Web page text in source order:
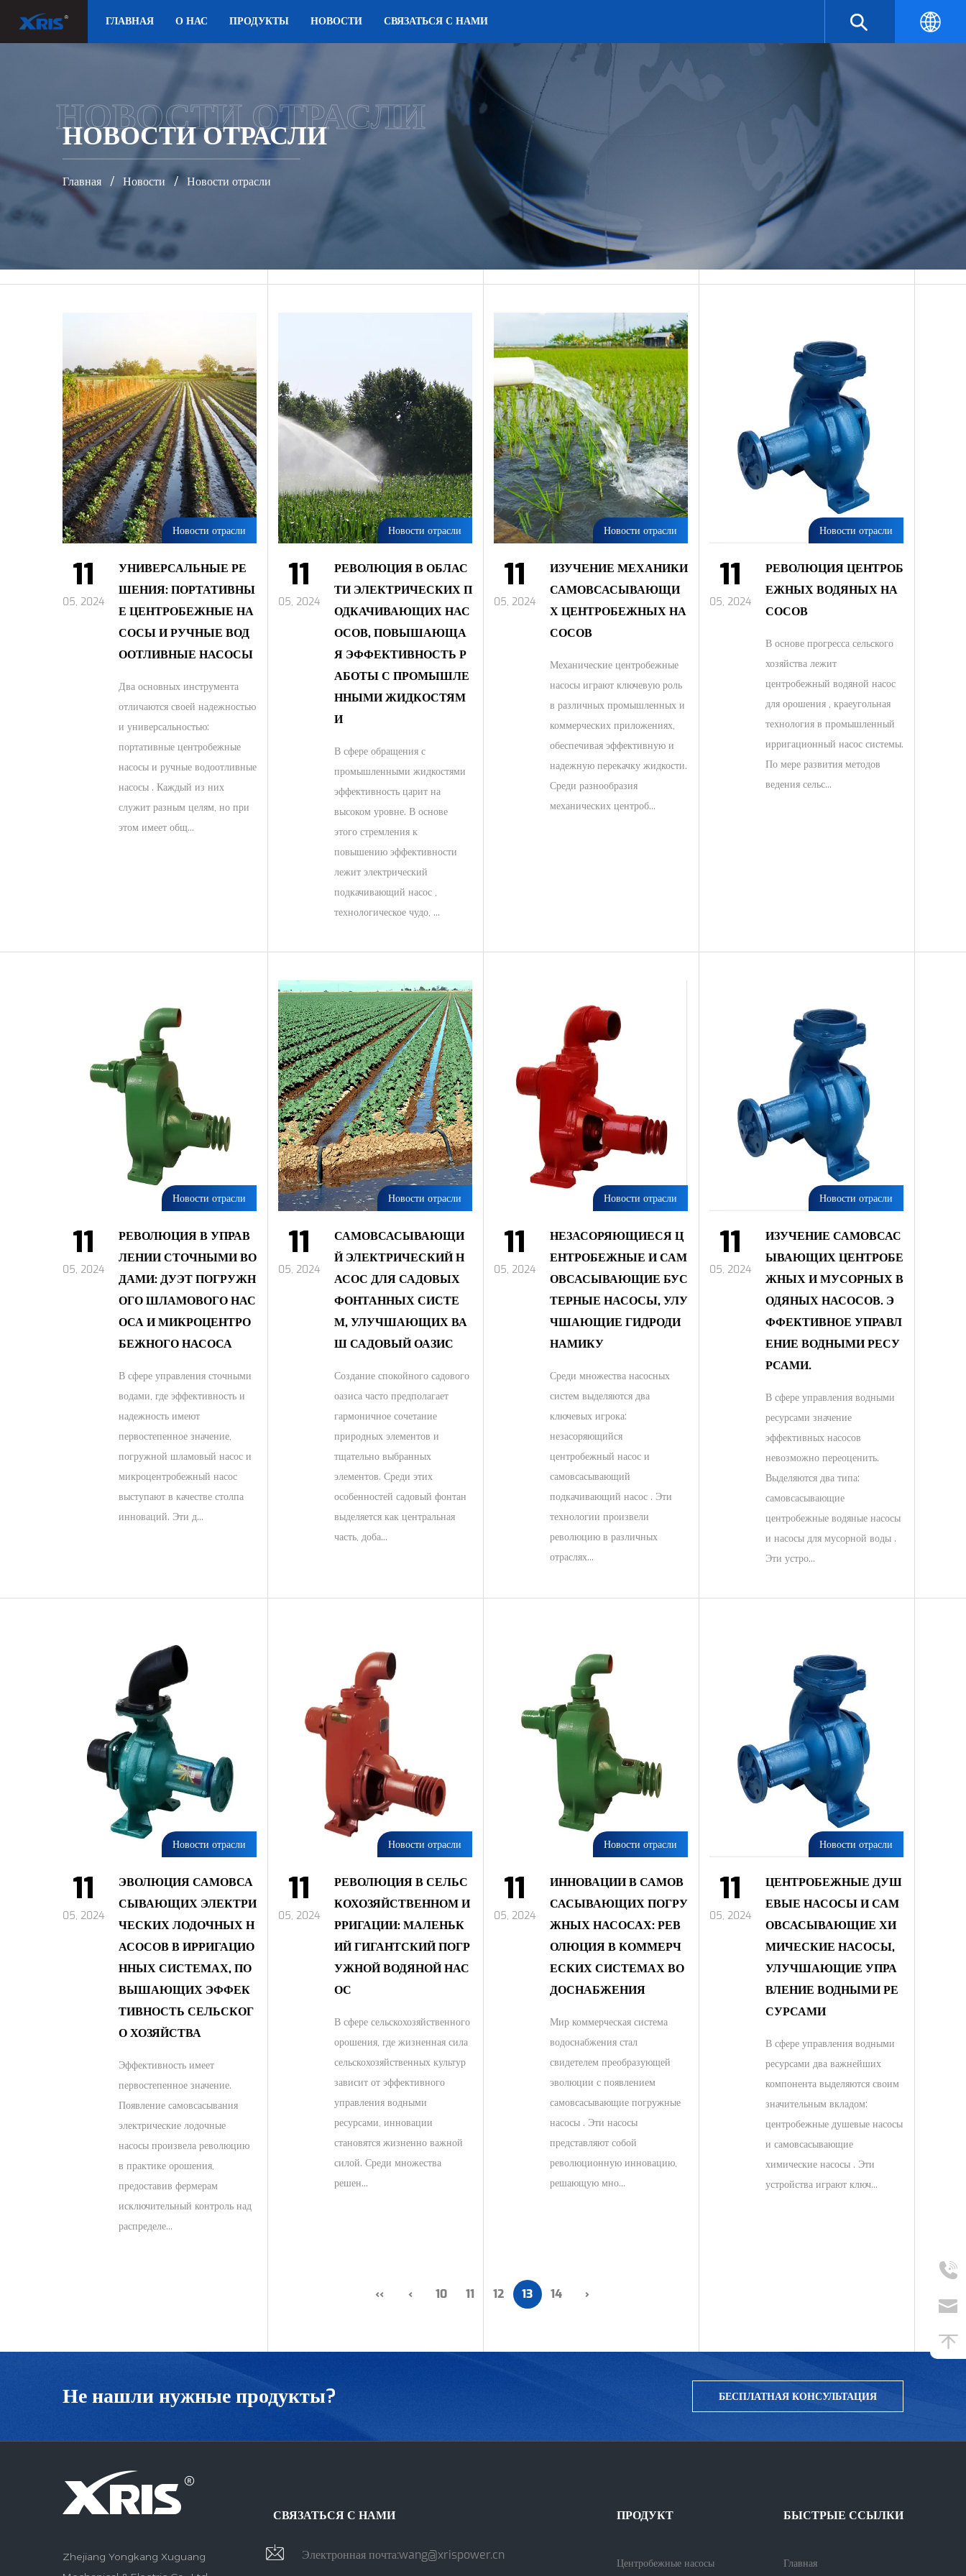
ГЛАВНАЯ О НАС ПРОДУКТЫ НОВОСТИ СВЯЗАТЬСЯ С НАМИ
НОВОСТИ ОТРАСЛИ
НОВОСТИ ОТРАСЛИ
Главная / Новости / Новости отрасли
Новости отрасли
11
05, 2024
УНИВЕРСАЛЬНЫЕ РЕ
ШЕНИЯ: ПОРТАТИВНЫ
Е ЦЕНТРОБЕЖНЫЕ НА
СОСЫ И РУЧНЫЕ ВОД
ООТЛИВНЫЕ НАСОСЫ
Два основных инструмента
отличаются своей надежностью
и универсальностью:
портативные центробежные
насосы и ручные водоотливные
насосы . Каждый из них
служит разным целям, но при
этом имеет общ...
Новости отрасли
11
05, 2024
РЕВОЛЮЦИЯ В ОБЛАС
ТИ ЭЛЕКТРИЧЕСКИХ П
ОДКАЧИВАЮЩИХ НАС
ОСОВ, ПОВЫШАЮЩА
Я ЭФФЕКТИВНОСТЬ Р
АБОТЫ С ПРОМЫШЛЕ
ННЫМИ ЖИДКОСТЯМ
И
В сфере обращения с
промышленными жидкостями
эффективность царит на
высоком уровне. В основе
этого стремления к
повышению эффективности
лежит электрический
подкачивающий насос ,
технологическое чудо, ...
Новости отрасли
11
05, 2024
ИЗУЧЕНИЕ МЕХАНИКИ
САМОВСАСЫВАЮЩИ
Х ЦЕНТРОБЕЖНЫХ НА
СОСОВ
Механические центробежные
насосы играют ключевую роль
в различных промышленных и
коммерческих приложениях,
обеспечивая эффективную и
надежную перекачку жидкости.
Среди разнообразия
механических центроб...
Новости отрасли
11
05, 2024
РЕВОЛЮЦИЯ ЦЕНТРОБ
ЕЖНЫХ ВОДЯНЫХ НА
СОСОВ
В основе прогресса сельского
хозяйства лежит
центробежный водяной насос
для орошения , краеугольная
технология в промышленный
ирригационный насос системы.
По мере развития методов
ведения сельс...
Новости отрасли
11
05, 2024
РЕВОЛЮЦИЯ В УПРАВ
ЛЕНИИ СТОЧНЫМИ ВО
ДАМИ: ДУЭТ ПОГРУЖН
ОГО ШЛАМОВОГО НАС
ОСА И МИКРОЦЕНТРО
БЕЖНОГО НАСОСА
В сфере управления сточными
водами, где эффективность и
надежность имеют
первостепенное значение,
погружной шламовый насос и
микроцентробежный насос
выступают в качестве столпа
инноваций. Эти д...
Новости отрасли
11
05, 2024
САМОВСАСЫВАЮЩИ
Й ЭЛЕКТРИЧЕСКИЙ Н
АСОС ДЛЯ САДОВЫХ
ФОНТАННЫХ СИСТЕ
М, УЛУЧШАЮЩИХ ВА
Ш САДОВЫЙ ОАЗИС
Создание спокойного садового
оазиса часто предполагает
гармоничное сочетание
природных элементов и
тщательно выбранных
элементов. Среди этих
особенностей садовый фонтан
выделяется как центральная
часть, доба...
Новости отрасли
11
05, 2024
НЕЗАСОРЯЮЩИЕСЯ Ц
ЕНТРОБЕЖНЫЕ И САМ
ОВСАСЫВАЮЩИЕ БУС
ТЕРНЫЕ НАСОСЫ, УЛУ
ЧШАЮЩИЕ ГИДРОДИ
НАМИКУ
Среди множества насосных
систем выделяются два
ключевых игрока:
незасоряющийся
центробежный насос и
самовсасывающий
подкачивающий насос . Эти
технологии произвели
революцию в различных
отраслях...
Новости отрасли
11
05, 2024
ИЗУЧЕНИЕ САМОВСАС
ЫВАЮЩИХ ЦЕНТРОБЕ
ЖНЫХ И МУСОРНЫХ В
ОДЯНЫХ НАСОСОВ. Э
ФФЕКТИВНОЕ УПРАВЛ
ЕНИЕ ВОДНЫМИ РЕСУ
РСАМИ.
В сфере управления водными
ресурсами значение
эффективных насосов
невозможно переоценить.
Выделяются два типа:
самовсасывающие
центробежные водяные насосы
и насосы для мусорной воды .
Эти устро...
Новости отрасли
11
05, 2024
ЭВОЛЮЦИЯ САМОВСА
СЫВАЮЩИХ ЭЛЕКТРИ
ЧЕСКИХ ЛОДОЧНЫХ Н
АСОСОВ В ИРРИГАЦИО
ННЫХ СИСТЕМАХ, ПО
ВЫШАЮЩИХ ЭФФЕК
ТИВНОСТЬ СЕЛЬСКОГ
О ХОЗЯЙСТВА
Эффективность имеет
первостепенное значение.
Появление самовсасывания
электрические лодочные
насосы произвела революцию
в практике орошения,
предоставив фермерам
исключительный контроль над
распределе...
Новости отрасли
11
05, 2024
РЕВОЛЮЦИЯ В СЕЛЬС
КОХОЗЯЙСТВЕННОМ И
РРИГАЦИИ: МАЛЕНЬК
ИЙ ГИГАНТСКИЙ ПОГР
УЖНОЙ ВОДЯНОЙ НАС
ОС
В сфере сельскохозяйственного
орошения, где жизненная сила
сельскохозяйственных культур
зависит от эффективного
управления водными
ресурсами, инновации
становятся жизненно важной
силой. Среди множества
решен...
Новости отрасли
11
05, 2024
ИННОВАЦИИ В САМОВ
САСЫВАЮЩИХ ПОГРУ
ЖНЫХ НАСОСАХ: РЕВ
ОЛЮЦИЯ В КОММЕРЧ
ЕСКИХ СИСТЕМАХ ВО
ДОСНАБЖЕНИЯ
Мир коммерческая система
водоснабжения стал
свидетелем преобразующей
эволюции с появлением
самовсасывающие погружные
насосы . Эти насосы
представляют собой
революционную инновацию,
решающую мно...
Новости отрасли
11
05, 2024
ЦЕНТРОБЕЖНЫЕ ДУШ
ЕВЫЕ НАСОСЫ И САМ
ОВСАСЫВАЮЩИЕ ХИ
МИЧЕСКИЕ НАСОСЫ,
УЛУЧШАЮЩИЕ УПРА
ВЛЕНИЕ ВОДНЫМИ РЕ
СУРСАМИ
В сфере управления водными
ресурсами два важнейших
компонента выделяются своим
значительным вкладом:
центробежные душевые насосы
и самовсасывающие
химические насосы . Эти
устройства играют ключ...
‹‹ ‹ 10 11 12 13 14 ›
Не нашли нужные продукты? БЕСПЛАТНАЯ КОНСУЛЬТАЦИЯ
Zhejiang Yongkang Xuguang
СВЯЗАТЬСЯ С НАМИ
Электронная почта:wang@xrispower.cn
ПРОДУКТ
Центробежные насосы
БЫСТРЫЕ ССЫЛКИ
Главная